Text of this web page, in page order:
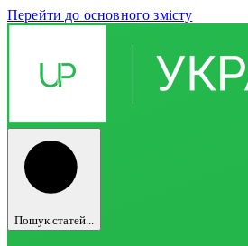
Перейти до основного змісту
Пошук статей...